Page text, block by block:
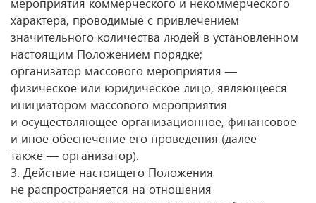
характера, проводимые с привлечением
значительного количества людей в установленном
настоящим Положением порядке;
организатор массового мероприятия —
физическое или юридическое лицо, являющееся
инициатором массового мероприятия
и осуществляющее организационное, финансовое
и иное обеспечение его проведения (далее
также — организатор).
3. Действие настоящего Положения
не распространяется на отношения